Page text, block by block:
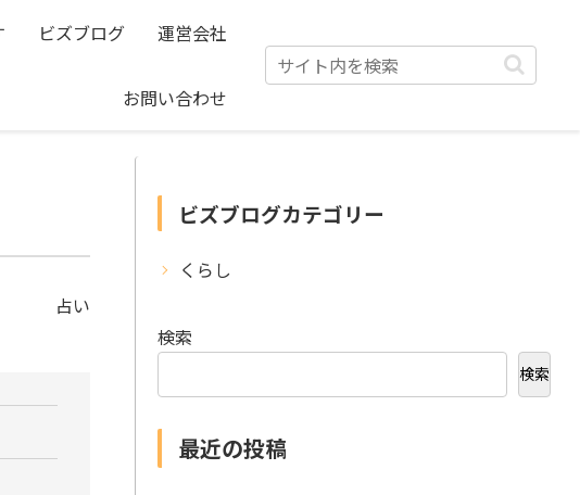
ビズブログ 運営会社
お問い合わせ
占い
ビズブログカテゴリー
くらし
検索
検索
最近の投稿